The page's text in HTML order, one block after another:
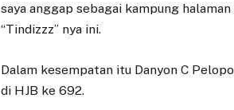
saya anggap sebagai kampung
“Tindizzz” nya ini.
Dalam kesempatan itu Danyon C
di HJB ke 692.